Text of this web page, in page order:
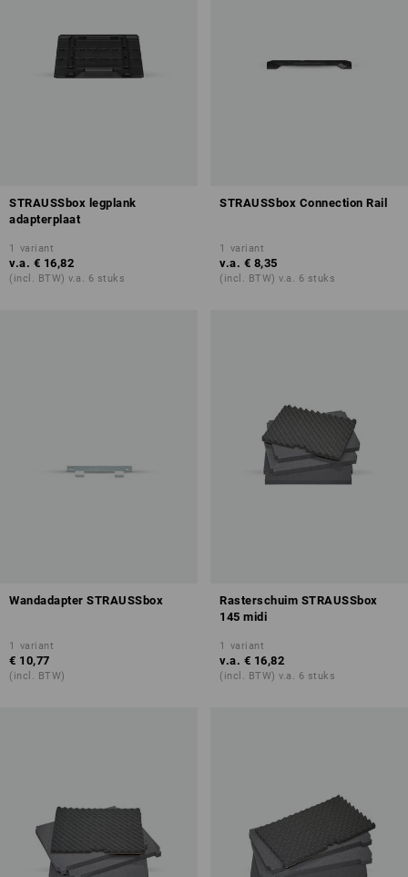
STRAUSSbox legplank
adapterplaat
1 variant
v.a. € 16,82
(incl. BTW) v.a. 6 stuks
STRAUSSbox Connection Rail
1 variant
v.a. € 8,35
(incl. BTW) v.a. 6 stuks
Wandadapter STRAUSSbox
1 variant
€ 10,77
(incl. BTW)
Rasterschuim STRAUSSbox
145 midi
1 variant
v.a. € 16,82
(incl. BTW) v.a. 6 stuks